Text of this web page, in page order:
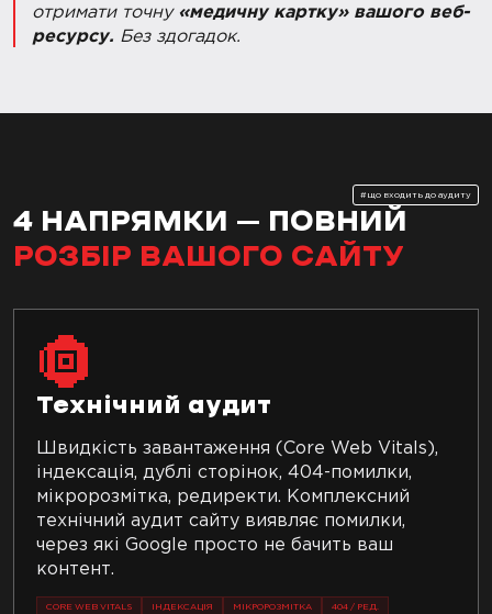
отримати точну «медичну картку» вашого веб-
ресурсу. Без здогадок.
#що входить до аудиту
4 НАПРЯМКИ – ПОВНИЙ
РОЗБІР ВАШОГО САЙТУ
Технічний аудит
Швидкість завантаження (Core Web Vitals),
індексація, дублі сторінок, 404-помилки,
мікророзмітка, редиректи. Комплексний
технічний аудит сайту виявляє помилки,
через які Google просто не бачить ваш
контент.
CORE WEB VITALS ІНДЕКСАЦІЯ МІКРОРОЗМІТКА 404 / РЕД.